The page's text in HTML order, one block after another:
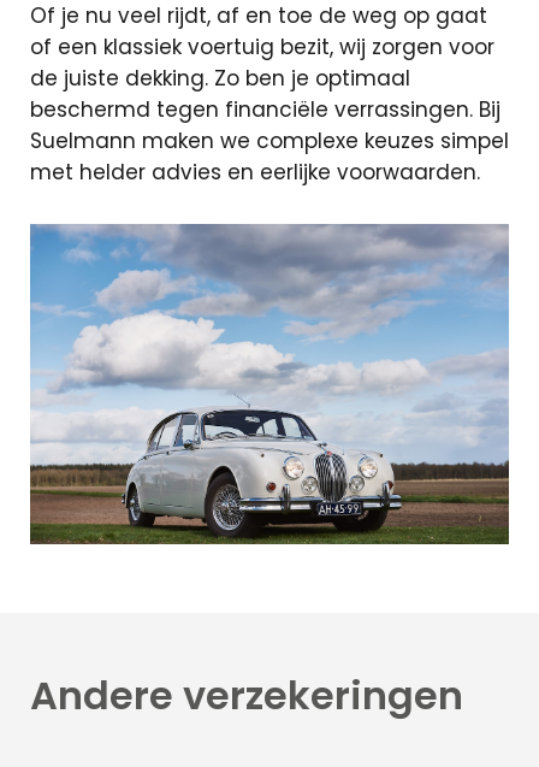
Of je nu veel rijdt, af en toe de weg op gaat
of een klassiek voertuig bezit, wij zorgen voor
de juiste dekking. Zo ben je optimaal
beschermd tegen financiële verrassingen. Bij
Suelmann maken we complexe keuzes simpel
met helder advies en eerlijke voorwaarden.
Andere verzekeringen